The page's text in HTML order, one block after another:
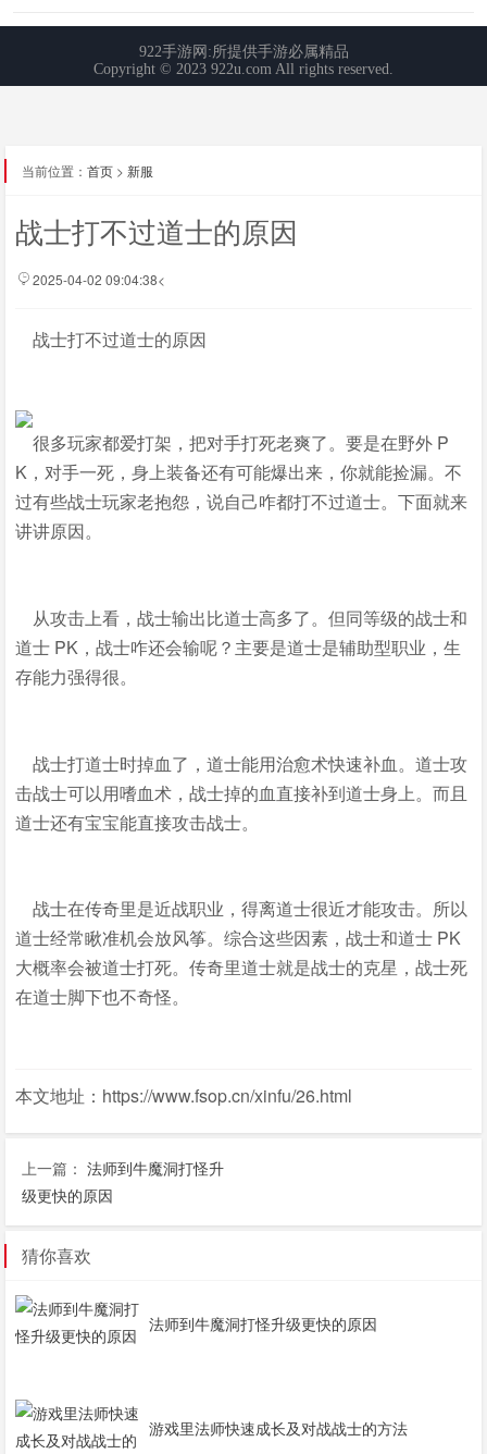
当前位置： 首页 > 新服
战士打不过道士的原因
2025-04-02 09:04:38<
战士打不过道士的原因
很多玩家都爱打架，把对手打死老爽了。要是在野外 P
K，对手一死，身上装备还有可能爆出来，你就能捡漏。不
过有些战士玩家老抱怨，说自己咋都打不过道士。下面就来
讲讲原因。
从攻击上看，战士输出比道士高多了。但同等级的战士和
道士 PK，战士咋还会输呢？主要是道士是辅助型职业，生
存能力强得很。
战士打道士时掉血了，道士能用治愈术快速补血。道士攻
击战士可以用嗜血术，战士掉的血直接补到道士身上。而且
道士还有宝宝能直接攻击战士。
战士在传奇里是近战职业，得离道士很近才能攻击。所以
道士经常瞅准机会放风筝。综合这些因素，战士和道士 PK
大概率会被道士打死。传奇里道士就是战士的克星，战士死
在道士脚下也不奇怪。
本文地址：https://www.fsop.cn/xinfu/26.html
上一篇： 法师到牛魔洞打怪升
级更快的原因
猜你喜欢
法师到牛魔洞打怪升级更快的原因
游戏里法师快速成长及对战战士的方法